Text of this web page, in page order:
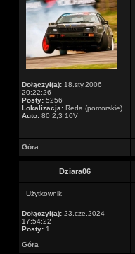
Dołączył(a): 18.sty.2006
20:22:26
Posty: 5256
Lokalizacja: Reda (pomorskie)
Auto: 80 2,3 10V
Góra
Dziara06
Użytkownik
Dołączył(a): 23.cze.2024
17:54:22
Posty: 1
Góra